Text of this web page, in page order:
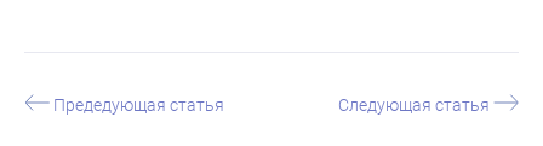
Предедующая статья Следующая статья